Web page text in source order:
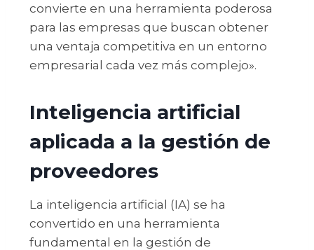
convierte en una herramienta poderosa
para las empresas que buscan obtener
una ventaja competitiva en un entorno
empresarial cada vez más complejo».
Inteligencia artificial
aplicada a la gestión de
proveedores
La inteligencia artificial (IA) se ha
convertido en una herramienta
fundamental en la gestión de